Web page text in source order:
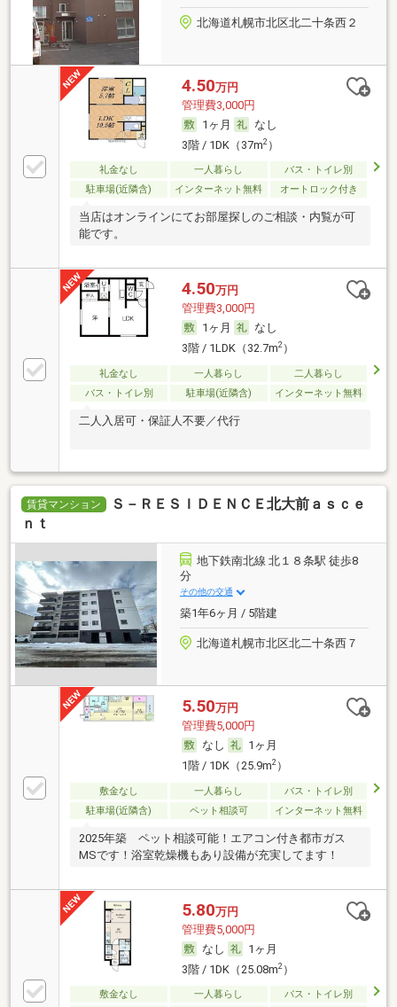
北海道札幌市北区北二十条西２
4.50万円
管理費3,000円
1ヶ月
なし
3階 / 1DK（37m2）
礼金なし 一人暮らし
バス・トイレ別
駐車場(近隣含)
インターネット無料 オートロック付き
当店はオンラインにてお部屋探しのご相談・内覧が可
能です。
4.50万円
管理費3,000円
1ヶ月
なし
3階 / 1LDK（32.7m2）
礼金なし 一人暮らし
二人暮らし
バス・トイレ別
駐車場(近隣含) インターネット無料
二人入居可・保証人不要／代行
賃貸マンション
Ｓ－ＲＥＳＩＤＥＮＣＥ北大前ａｓｃｅ
ｎｔ
地下鉄南北線 北１８条駅 徒歩8
分
その他の交通
築1年6ヶ月 / 5階建
北海道札幌市北区北二十条西７
5.50万円
管理費5,000円
なし
1ヶ月
1階 / 1DK（25.9m2）
敷金なし 一人暮らし
バス・トイレ別
駐車場(近隣含)
ペット相談可 インターネット無料
2025年築 ペット相談可能！エアコン付き都市ガス
MSです！浴室乾燥機もあり設備が充実してます！
5.80万円
管理費5,000円
なし
1ヶ月
3階 / 1DK（25.08m2）
敷金なし 一人暮らし
バス・トイレ別